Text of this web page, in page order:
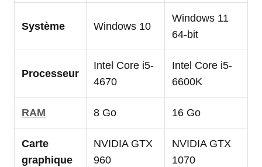
Système Windows 10
Windows 11
64-bit
Processeur
Intel Core i5-
4670
Intel Core i5-
6600K
RAM 8 Go 16 Go
Carte
graphique
NVIDIA GTX
960
NVIDIA GTX
1070